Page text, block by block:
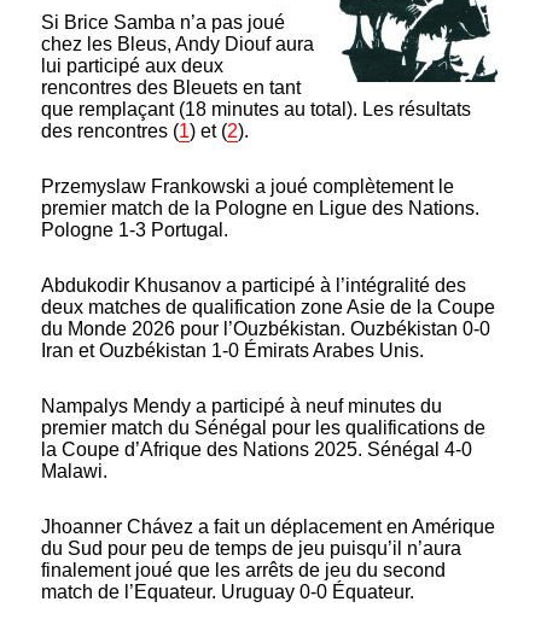
Si Brice Samba n’a pas joué
chez les Bleus, Andy Diouf aura
lui participé aux deux
rencontres des Bleuets en tant
que remplaçant (18 minutes au total). Les résultats
des rencontres (1) et (2).
Przemyslaw Frankowski a joué complètement le
premier match de la Pologne en Ligue des Nations.
Pologne 1-3 Portugal.
Abdukodir Khusanov a participé à l’intégralité des
deux matches de qualification zone Asie de la Coupe
du Monde 2026 pour l’Ouzbékistan. Ouzbékistan 0-0
Iran et Ouzbékistan 1-0 Émirats Arabes Unis.
Nampalys Mendy a participé à neuf minutes du
premier match du Sénégal pour les qualifications de
la Coupe d’Afrique des Nations 2025. Sénégal 4-0
Malawi.
Jhoanner Chávez a fait un déplacement en Amérique
du Sud pour peu de temps de jeu puisqu’il n’aura
finalement joué que les arrêts de jeu du second
match de l’Equateur. Uruguay 0-0 Équateur.